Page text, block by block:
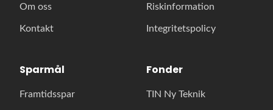
Om oss
Kontakt
Riskinformation
Integritetspolicy
Sparmål
Framtidsspar
Fonder
TIN Ny Teknik